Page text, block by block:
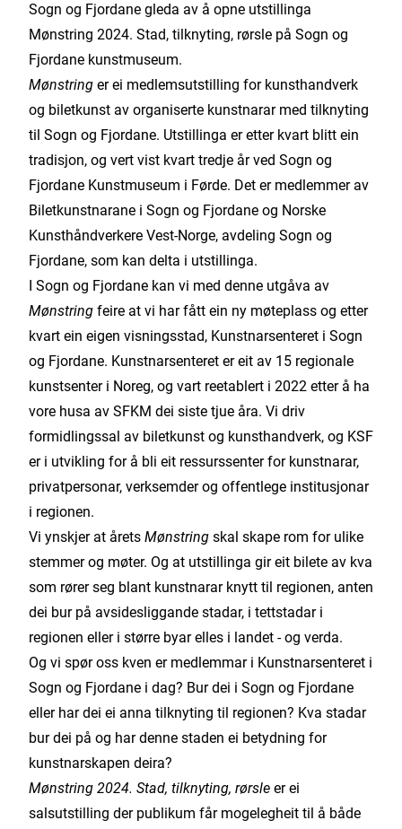
Sogn og Fjordane gleda av å opne utstillinga
Mønstring 2024. Stad, tilknyting, rørsle på Sogn og
Fjordane kunstmuseum.
Mønstring er ei medlemsutstilling for kunsthandverk
og biletkunst av organiserte kunstnarar med tilknyting
til Sogn og Fjordane. Utstillinga er etter kvart blitt ein
tradisjon, og vert vist kvart tredje år ved Sogn og
Fjordane Kunstmuseum i Førde. Det er medlemmer av
Biletkunstnarane i Sogn og Fjordane og Norske
Kunsthåndverkere Vest-Norge, avdeling Sogn og
Fjordane, som kan delta i utstillinga.
I Sogn og Fjordane kan vi med denne utgåva av
Mønstring feire at vi har fått ein ny møteplass og etter
kvart ein eigen visningsstad, Kunstnarsenteret i Sogn
og Fjordane. Kunstnarsenteret er eit av 15 regionale
kunstsenter i Noreg, og vart reetablert i 2022 etter å ha
vore husa av SFKM dei siste tjue åra. Vi driv
formidlingssal av biletkunst og kunsthandverk, og KSF
er i utvikling for å bli eit ressurssenter for kunstnarar,
privatpersonar, verksemder og offentlege institusjonar
i regionen.
Vi ynskjer at årets Mønstring skal skape rom for ulike
stemmer og møter. Og at utstillinga gir eit bilete av kva
som rører seg blant kunstnarar knytt til regionen, anten
dei bur på avsidesliggande stadar, i tettstadar i
regionen eller i større byar elles i landet - og verda.
Og vi spør oss kven er medlemmar i Kunstnarsenteret i
Sogn og Fjordane i dag? Bur dei i Sogn og Fjordane
eller har dei ei anna tilknyting til regionen? Kva stadar
bur dei på og har denne staden ei betydning for
kunstnarskapen deira?
Mønstring 2024. Stad, tilknyting, rørsle er ei
salsutstilling der publikum får mogelegheit til å både